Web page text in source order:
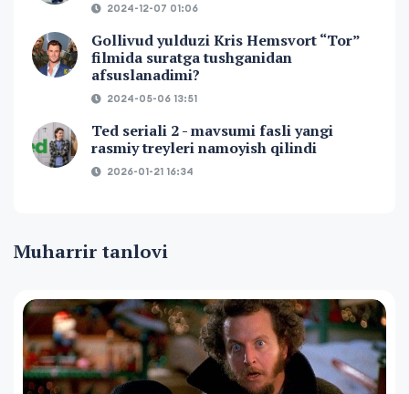
2024-12-07 01:06
Gollivud yulduzi Kris Hemsvort “Tor”
filmida suratga tushganidan
afsuslanadimi?
2024-05-06 13:51
Ted seriali 2 - mavsumi fasli yangi
rasmiy treyleri namoyish qilindi
2026-01-21 16:34
Muharrir tanlovi